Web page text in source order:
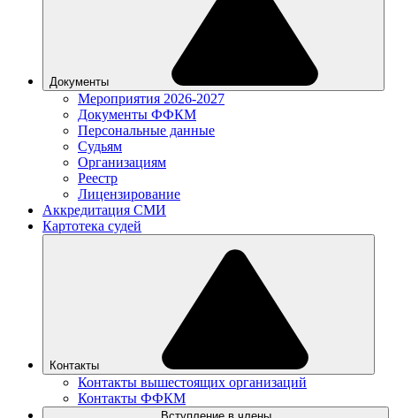
Документы
Мероприятия 2026-2027
Документы ФФКМ
Персональные данные
Судьям
Организациям
Реестр
Лицензирование
Аккредитация СМИ
Картотека судей
Контакты
Контакты вышестоящих организаций
Контакты ФФКМ